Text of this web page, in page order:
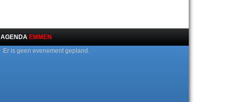
AGENDA EMMEN
Er is geen evenement gepland.